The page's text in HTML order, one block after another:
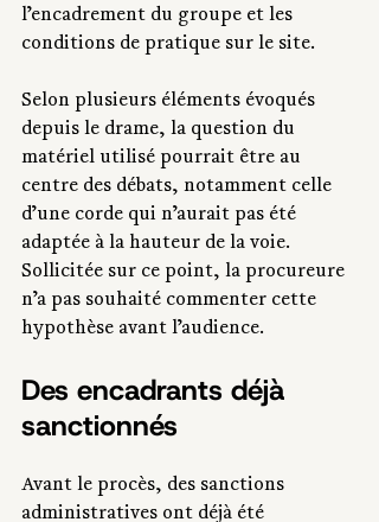
l’encadrement du groupe et les
conditions de pratique sur le site.
Selon plusieurs éléments évoqués
depuis le drame, la question du
matériel utilisé pourrait être au
centre des débats, notamment celle
d’une corde qui n’aurait pas été
adaptée à la hauteur de la voie.
Sollicitée sur ce point, la procureure
n’a pas souhaité commenter cette
hypothèse avant l’audience.
Des encadrants déjà
sanctionnés
Avant le procès, des sanctions
administratives ont déjà été